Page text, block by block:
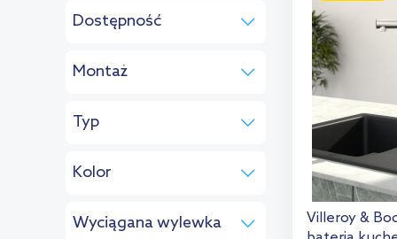
Alveus (24)
(48)
Blue Water (57)
Corsan
Dostępność
na zamówienie (6)
Montaż
Typ
Kolor
czarny (4)
Wyciągana wylewka
Villeroy &